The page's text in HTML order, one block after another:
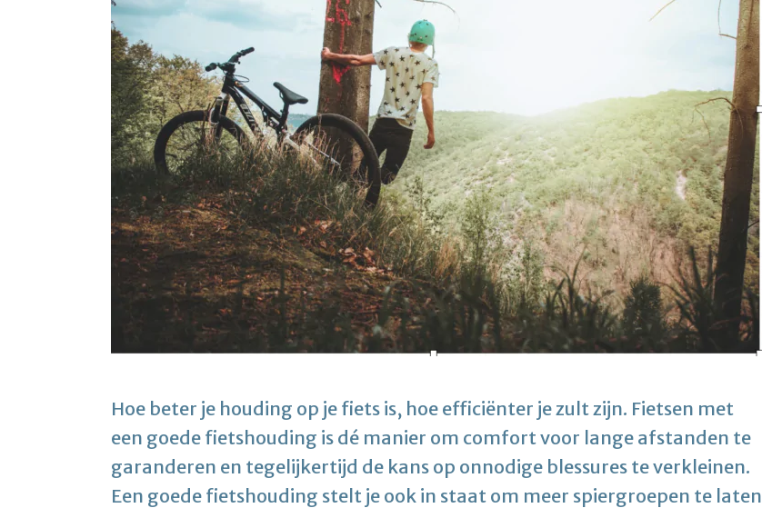
Hoe beter je houding op je fiets is, hoe efficiënter je zult zijn. Fietsen met
een goede fietshouding is dé manier om comfort voor lange afstanden te
garanderen en tegelijkertijd de kans op onnodige blessures te verkleinen.
Een goede fietshouding stelt je ook in staat om meer spiergroepen te laten